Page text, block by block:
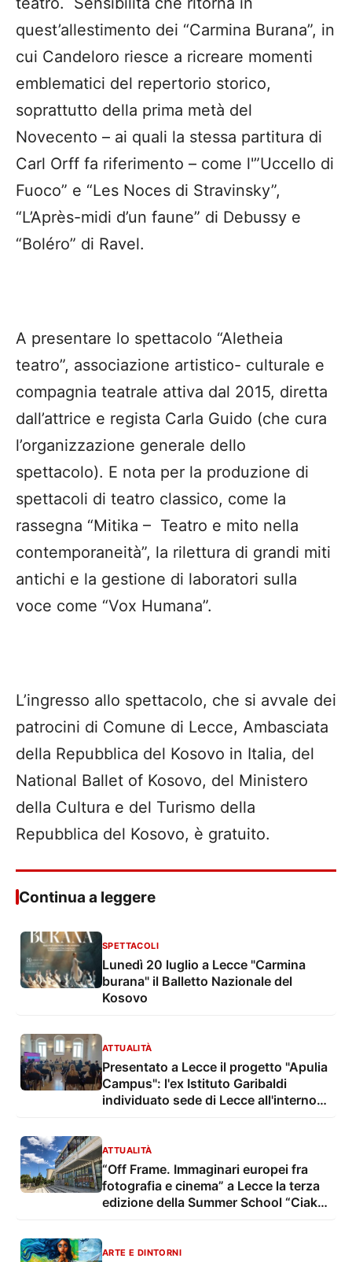
quest’allestimento dei “Carmina Burana”, in
cui Candeloro riesce a ricreare momenti
emblematici del repertorio storico,
soprattutto della prima metà del
Novecento – ai quali la stessa partitura di
Carl Orff fa riferimento – come l'”Uccello di
Fuoco” e “Les Noces di Stravinsky”,
“L’Après-midi d’un faune” di Debussy e
“Boléro” di Ravel.
A presentare lo spettacolo “Aletheia
teatro”, associazione artistico- culturale e
compagnia teatrale attiva dal 2015, diretta
dall’attrice e regista Carla Guido (che cura
l’organizzazione generale dello
spettacolo). E nota per la produzione di
spettacoli di teatro classico, come la
rassegna “Mitika – Teatro e mito nella
contemporaneità”, la rilettura di grandi miti
antichi e la gestione di laboratori sulla
voce come “Vox Humana”.
L’ingresso allo spettacolo, che si avvale dei
patrocini di Comune di Lecce, Ambasciata
della Repubblica del Kosovo in Italia, del
National Ballet of Kosovo, del Ministero
della Cultura e del Turismo della
Repubblica del Kosovo, è gratuito.
Continua a leggere
SPETTACOLI
Lunedì 20 luglio a Lecce "Carmina
burana" il Balletto Nazionale del
Kosovo
ATTUALITÀ
Presentato a Lecce il progetto "Apulia
Campus": l'ex Istituto Garibaldi
individuato sede di Lecce all'interno
ATTUALITÀ
“Off Frame. Immaginari europei fra
fotografia e cinema” a Lecce la terza
edizione della Summer School “Ciak-
ARTE E DINTORNI